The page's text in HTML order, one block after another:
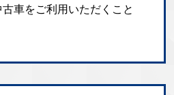
車をご利用いただくこと